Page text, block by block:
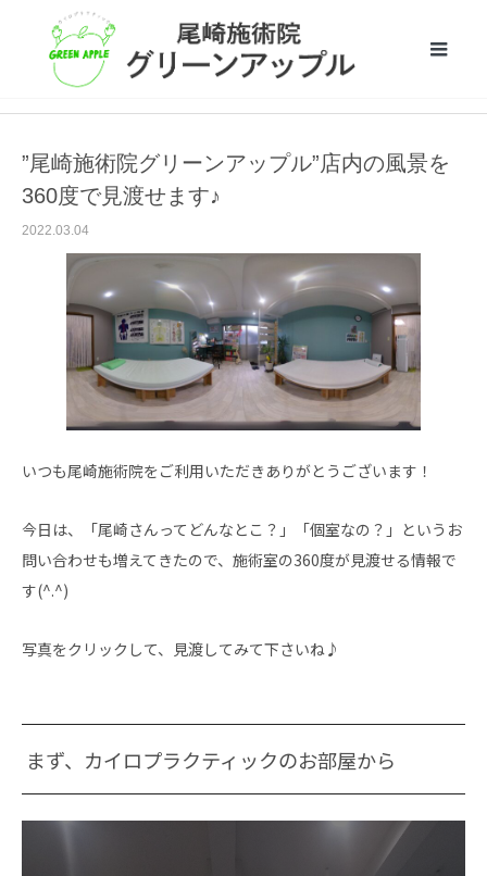
お知らせ
”尾崎施術院グリーンアップル”店内の風景を
360度で見渡せます♪
2022.03.04
いつも尾崎施術院をご利用いただきありがとうございます！
今日は、「尾崎さんってどんなとこ？」「個室なの？」というお
問い合わせも増えてきたので、施術室の360度が見渡せる情報で
す(^.^)
写真をクリックして、見渡してみて下さいね♪
まず、カイロプラクティックのお部屋から